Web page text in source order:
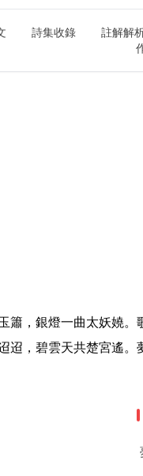
詩集收錄 註解解
簫，銀燈一曲太妖嬈。
迢，碧雲天共楚宮遙。